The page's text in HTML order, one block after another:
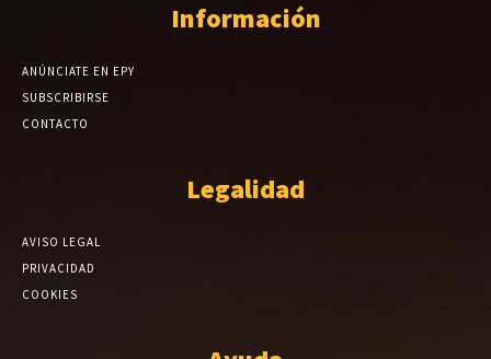
Información
ANÚNCIATE EN EPY
SUBSCRIBIRSE
CONTACTO
Legalidad
AVISO LEGAL
PRIVACIDAD
COOKIES